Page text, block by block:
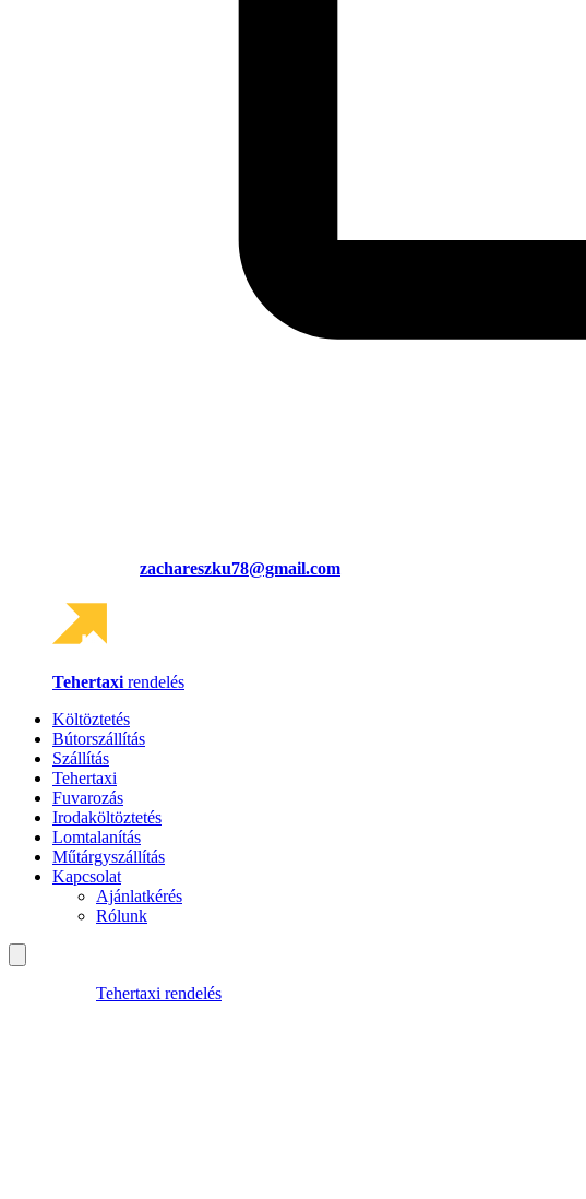
zachareszku78@gmail.com
Tehertaxi rendelés
Költöztetés
Bútorszállítás
Szállítás
Tehertaxi
Fuvarozás
Irodaköltöztetés
Lomtalanítás
Műtárgyszállítás
Kapcsolat
Ajánlatkérés
Rólunk
Tehertaxi rendelés